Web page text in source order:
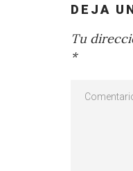
DEJA
Tu
*